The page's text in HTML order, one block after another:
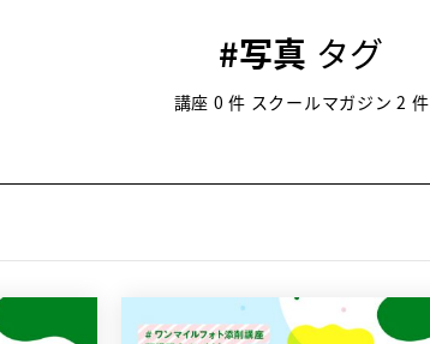
写真 タグ
講座 0 件 スクールマガジン 2 件